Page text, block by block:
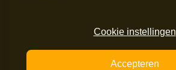
info@maripaan.nlCookie instellingen
Accepteren